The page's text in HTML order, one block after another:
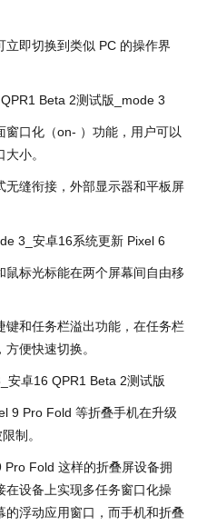
立即切换到类似 PC 的操作界
口化（on- ）功能，用户可以
小。
无缝衔接，外部显示器和平板屏
标光标能在两个屏幕间自由移
键和任务栏溢出功能，在任务栏
便快速切换。
9 Pro Fold 等折叠手机在升级
制。
Pro Fold 这样的折叠屏设备拥
在设备上实现多任务窗口化操
浮动应用窗口，而手机和折叠